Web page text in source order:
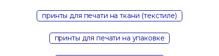
принты для печати на ткани (текстиле)
принты для печати на упаковке